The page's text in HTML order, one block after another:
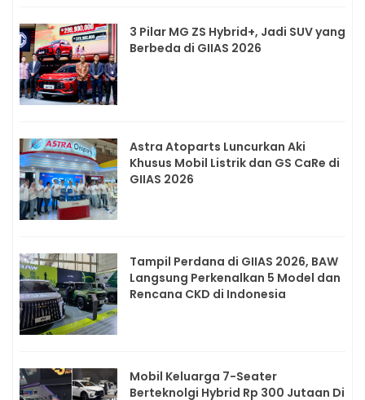
3 Pilar MG ZS Hybrid+, Jadi SUV yang
Berbeda di GIIAS 2026
Astra Atoparts Luncurkan Aki
Khusus Mobil Listrik dan GS CaRe di
GIIAS 2026
Tampil Perdana di GIIAS 2026, BAW
Langsung Perkenalkan 5 Model dan
Rencana CKD di Indonesia
Mobil Keluarga 7-Seater
Berteknolgi Hybrid Rp 300 Jutaan Di